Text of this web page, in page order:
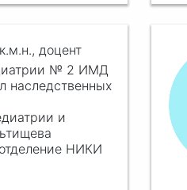
к.м.н., доцент
№ 2 ИМД
наследственных
и
НИКИ